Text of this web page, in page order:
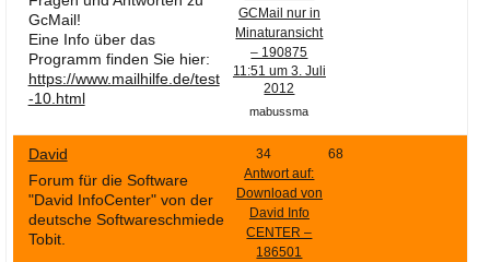
GcMail!
Eine Info über das
Programm finden Sie hier:
https://www.mailhilfe.de/test
-10.html
GCMail nur in
Minaturansicht
– 190875
11:51 um 3. Juli
2012
mabussma
David
Forum für die Software
"David InfoCenter" von der
deutsche Softwareschmiede
Tobit.
34
68
Antwort auf:
Download von
David Info
CENTER –
186501